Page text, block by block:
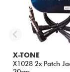
X-TONE
X1028 2x Patch